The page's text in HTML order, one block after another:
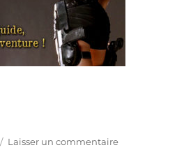
Laisser un commentairesur